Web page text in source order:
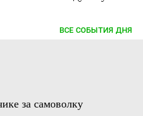
ВСЕ СОБЫТИЯ ДНЯ
за самоволку